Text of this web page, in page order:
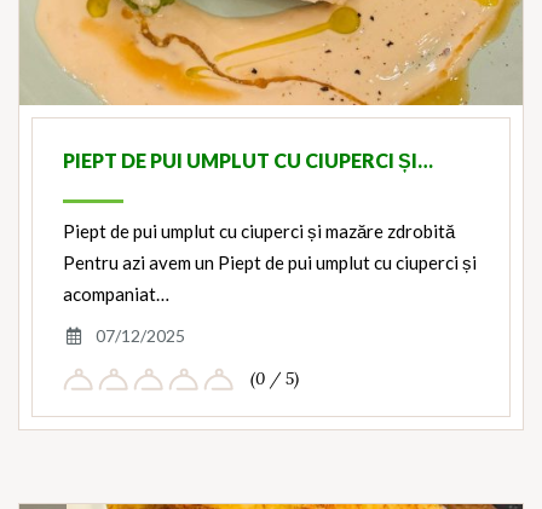
PIEPT DE PUI UMPLUT CU CIUPERCI ȘI…
Piept de pui umplut cu ciuperci și mazăre zdrobită
Pentru azi avem un Piept de pui umplut cu ciuperci și
acompaniat…
07/12/2025
(0 / 5)